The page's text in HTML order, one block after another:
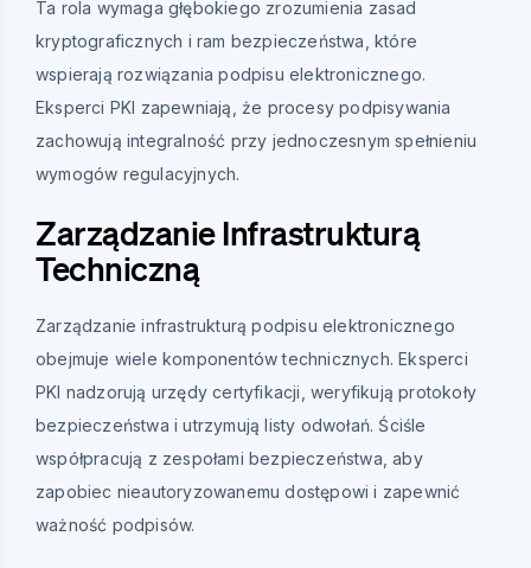
Ta rola wymaga głębokiego zrozumienia zasad
kryptograficznych i ram bezpieczeństwa, które
wspierają rozwiązania podpisu elektronicznego.
Eksperci PKI zapewniają, że procesy podpisywania
zachowują integralność przy jednoczesnym spełnieniu
wymogów regulacyjnych.
Zarządzanie Infrastrukturą
Techniczną
Zarządzanie infrastrukturą podpisu elektronicznego
obejmuje wiele komponentów technicznych. Eksperci
PKI nadzorują urzędy certyfikacji, weryfikują protokoły
bezpieczeństwa i utrzymują listy odwołań. Ściśle
współpracują z zespołami bezpieczeństwa, aby
zapobiec nieautoryzowanemu dostępowi i zapewnić
ważność podpisów.